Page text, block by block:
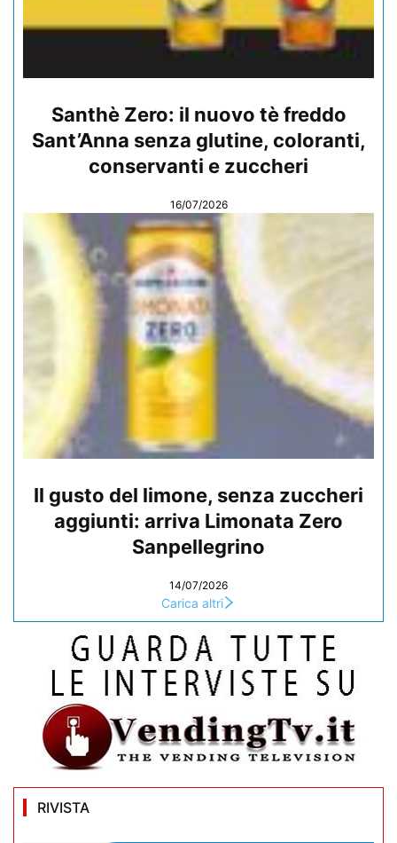
Santhè Zero: il nuovo tè freddo
Sant’Anna senza glutine, coloranti,
conservanti e zuccheri
16/07/2026
Il gusto del limone, senza zuccheri
aggiunti: arriva Limonata Zero
Sanpellegrino
14/07/2026
Carica altri
RIVISTA